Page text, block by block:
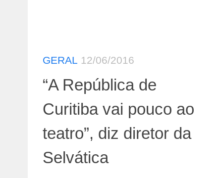
GERAL 12/06/2016
“A República de
Curitiba vai pouco ao
teatro”, diz diretor da
Selvática